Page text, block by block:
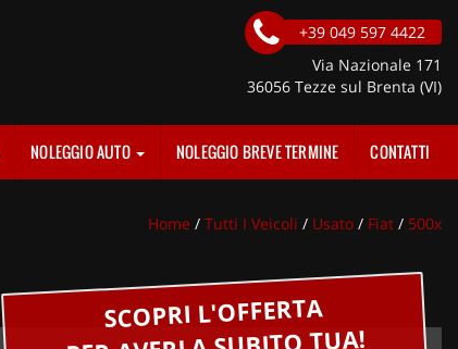
+39 049 597 4422
Via Nazionale 171
36056 Tezze sul Brenta (VI)
NOLEGGIO AUTO NOLEGGIO BREVE TERMINE CONTATTI
Home / Tutti I Veicoli / Usato / Fiat / 500x
SCOPRI L'OFFERTA